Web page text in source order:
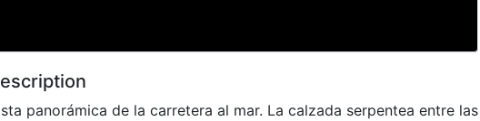
panorámica de la carretera al mar. La calzada serpentea entre las